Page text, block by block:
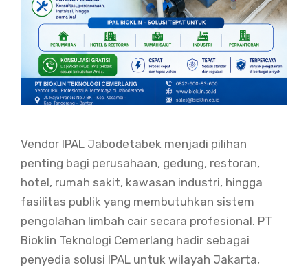
Vendor IPAL Jabodetabek menjadi pilihan
penting bagi perusahaan, gedung, restoran,
hotel, rumah sakit, kawasan industri, hingga
fasilitas publik yang membutuhkan sistem
pengolahan limbah cair secara profesional. PT
Bioklin Teknologi Cemerlang hadir sebagai
penyedia solusi IPAL untuk wilayah Jakarta,